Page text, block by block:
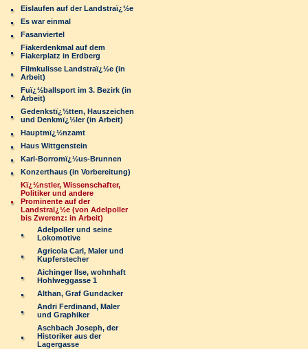
Eislaufen auf der Landstraï¿½e
Es war einmal
Fasanviertel
Fiakerdenkmal auf dem
Fiakerplatz in Erdberg
Filmkulisse Landstraï¿½e (in
Arbeit)
Fuï¿½ballsport im 3. Bezirk (in
Arbeit)
Gedenkstï¿½tten, Hauszeichen
und Denkmï¿½ler (in Arbeit)
Hauptmï¿½nzamt
Haus Wittgenstein
Karl-Borromï¿½us-Brunnen
Konzerthaus (in Vorbereitung)
Kï¿½nstler, Wissenschafter,
Politiker und andere
Prominente auf der
Landstraï¿½e (von Adelpoller
bis Zwerenz: in Arbeit)
Adelpoller und seine
Lokomotive
Agricola Carl, Maler und
Kupferstecher
Aichinger Ilse, wohnhaft
Hohlweggasse 1
Althan, Graf Gundacker
Andri Ferdinand, Maler
und Graphiker
Aschbach Joseph, der
Historiker aus der
Lagergasse